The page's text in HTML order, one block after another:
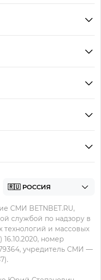
СМИ BETNBET.RU,
службой по надзору в
и массовых
номер
учредитель СМИ —